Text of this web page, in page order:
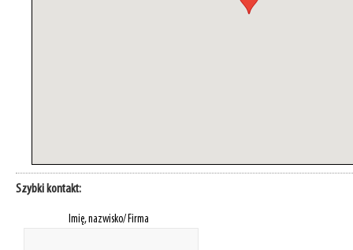
Szybki kontakt:
Imię, nazwisko/ Firma